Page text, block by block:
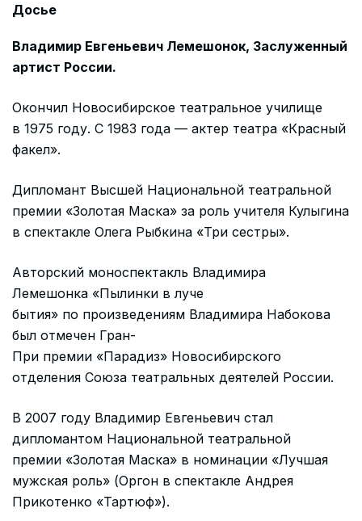
Досье
Владимир Евгеньевич Лемешонок, Заслуженный
артист России.
Окончил Новосибирское театральное училище
в 1975 году. С 1983 года — актер театра «Красный
факел».
Дипломант Высшей Национальной театральной
премии «Золотая Маска» за роль учителя Кулыгина
в спектакле Олега Рыбкина «Три сестры».
Авторский моноспектакль Владимира
Лемешонка «Пылинки в луче
бытия» по произведениям Владимира Набокова
был отмечен Гран-
При премии «Парадиз» Новосибирского
отделения Союза театральных деятелей России.
В 2007 году Владимир Евгеньевич стал
дипломантом Национальной театральной
премии «Золотая Маска» в номинации «Лучшая
мужская роль» (Оргон в спектакле Андрея
Прикотенко «Тартюф»).